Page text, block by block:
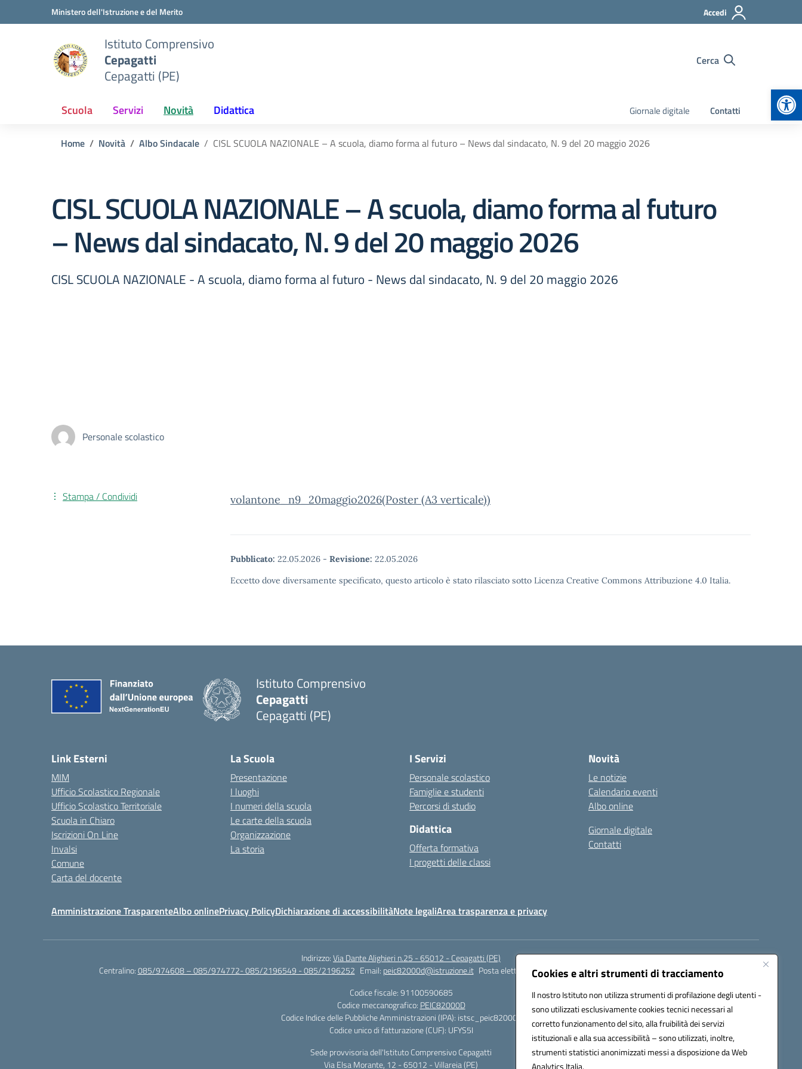
Cookies e altri strumenti di tracciamento
Il nostro Istituto non utilizza strumenti di profilazione degli utenti -
sono utilizzati esclusivamente cookies tecnici necessari al
corretto funzionamento del sito, alla fruibilità dei servizi
istituzionali e alla sua accessibilità – sono utilizzati, inoltre,
strumenti statistici anonimizzati messi a disposizione da Web
Analytics Italia.
Vai ai contenuti
Vai al menu di navigazioneMinistero dell'Istruzione e del Merito Accedi
Istituto Comprensivo
Cepagatti
Cepagatti (PE)
Cerca
Scuola Servizi Novità Didattica Giornale digitale Contatti
Home Novità Albo Sindacale CISL SCUOLA NAZIONALE – A scuola, diamo forma al futuro – News dal sindacato, N. 9 del 20 maggio 2026
CISL SCUOLA NAZIONALE – A scuola, diamo forma al futuro
– News dal sindacato, N. 9 del 20 maggio 2026
CISL SCUOLA NAZIONALE - A scuola, diamo forma al futuro - News dal sindacato, N. 9 del 20 maggio 2026
Personale scolastico
volantone_n9_20maggio2026(Poster (A3 verticale))
Pubblicato: 22.05.2026 - Revisione: 22.05.2026
Eccetto dove diversamente specificato, questo articolo è stato rilasciato sotto Licenza Creative Commons Attribuzione 4.0 Italia.
Stampa / Condividi
Istituto Comprensivo
Cepagatti
Cepagatti (PE)
Link Esterni
MIM
Ufficio Scolastico Regionale
Ufficio Scolastico Territoriale
Scuola in Chiaro
Iscrizioni On Line
Invalsi
Comune
Carta del docente
La Scuola
Presentazione
I luoghi
I numeri della scuola
Le carte della scuola
Organizzazione
La storia
I Servizi
Personale scolastico
Famiglie e studenti
Percorsi di studio
Didattica
Offerta formativa
I progetti delle classi
Novità
Le notizie
Calendario eventi
Albo online
Giornale digitale
Contatti
Amministrazione TrasparenteAlbo onlinePrivacy PolicyDichiarazione di accessibilitàNote legaliArea trasparenza e privacy
Indirizzo:Via Dante Alighieri n.25 - 65012 - Cepagatti (PE)
Centralino:085/974608 – 085/974772- 085/2196549 - 085/2196252 Email: peic82000d@istruzione.it Posta elettronica certificata (PEC): peic82000d@pec.istruzione.it
Codice fiscale: 91100590685
Codice meccanografico: PEIC82000D
Codice Indice delle Pubbliche Amministrazioni (IPA): istsc_peic82000d
Codice unico di fatturazione (CUF): UFYS5I
Sede provvisoria dell'Istituto Comprensivo Cepagatti
Via Elsa Morante, 12 - 65012 - Villareia (PE)